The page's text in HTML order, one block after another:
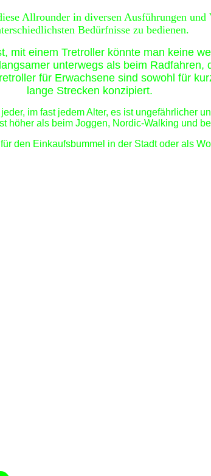
Allrounder in diversen Ausführungen und
Bedürfnisse zu bedienen.
mit einem Tretroller könnte man keine
unterwegs als beim Radfahren,
für Erwachsene sind sowohl für
lange Strecken konzipiert.
im fast jedem Alter, es ist ungefährlicher
höher als beim Joggen, Nordic-Walking und
den Einkaufsbummel in der Stadt oder als